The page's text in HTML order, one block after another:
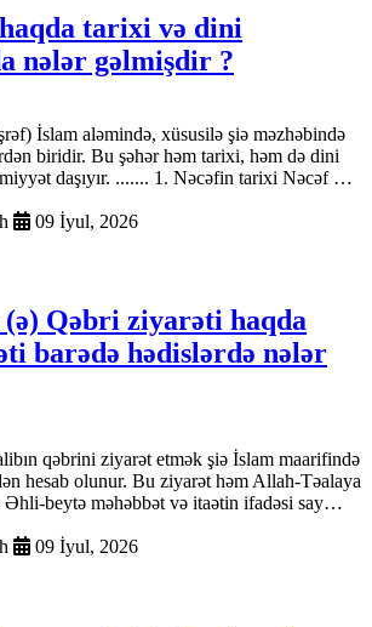
tarixi və dini
nələr gəlmişdir ?
İslam aləmində, xüsusilə şiə məzhəbində
biridir. Bu şəhər həm tarixi, həm də dini
daşıyır. ....... 1. Nəcəfin tarixi Nəcəf …
09 İyul, 2026
Qəbri ziyarəti haqda
barədə hədislərdə nələr
qəbrini ziyarət etmək şiə İslam maarifində
hesab olunur. Bu ziyarət həm Allah-Təalaya
Əhli-beytə məhəbbət və itaətin ifadəsi say…
09 İyul, 2026